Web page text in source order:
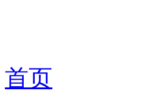
首页